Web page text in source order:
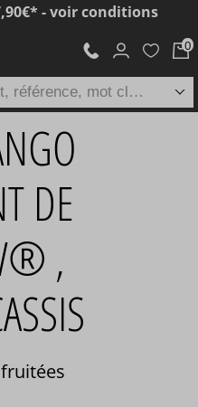
DE
,
- voir conditions
marque, saveur, ingrédient, référence, mot clé...